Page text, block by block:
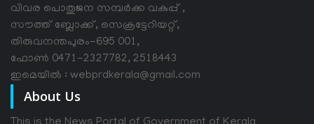
വിവര പൊതുജന സമ്പര്‍ക്ക വകുപ്പ് ,
സൗത്ത് ബ്ലോക്ക്, സെക്രട്ടേറിയറ്റ്,
തിരുവനന്തപുരം-695 001,
ഫോൺ 0471-2327782, 2518443
ഇമെയിൽ : webprdkerala@gmail.com
About Us